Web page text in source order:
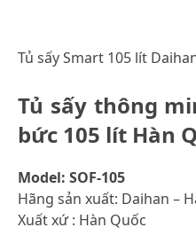
Tủ sấy Smart 105 lít
Tủ sấy thông
bức 105 lít Hàn
Model: SOF-105
Hãng sản xuất: Daihan –
Xuất xứ : Hàn Quốc